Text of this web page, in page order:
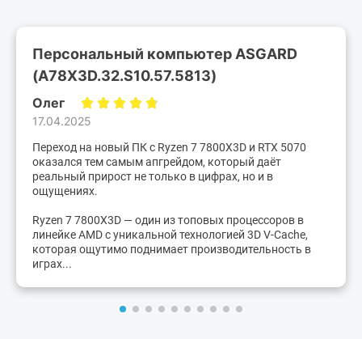
Персональный компьютер ASGARD
(A78X3D.32.S10.57.5813)
Олег
17.04.2025
Переход на новый ПК с Ryzen 7 7800X3D и RTX 5070
оказался тем самым апгрейдом, который даёт
реальный прирост не только в цифрах, но и в
ощущениях.
Ryzen 7 7800X3D — один из топовых процессоров в
линейке AMD с уникальной технологией 3D V-Cache,
которая ощутимо поднимает производительность в
играх...